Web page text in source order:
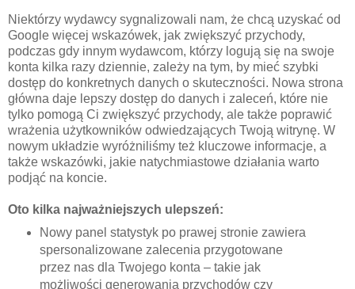
Niektórzy wydawcy sygnalizowali nam, że chcą uzyskać od
Google więcej wskazówek, jak zwiększyć przychody,
podczas gdy innym wydawcom, którzy logują się na swoje
konta kilka razy dziennie, zależy na tym, by mieć szybki
dostęp do konkretnych danych o skuteczności. Nowa strona
główna daje lepszy dostęp do danych i zaleceń, które nie
tylko pomogą Ci zwiększyć przychody, ale także poprawić
wrażenia użytkowników odwiedzających Twoją witrynę. W
nowym układzie wyróżniliśmy też kluczowe informacje, a
także wskazówki, jakie natychmiastowe działania warto
podjąć na koncie.
Oto kilka najważniejszych ulepszeń:
Nowy panel statystyk po prawej stronie zawiera
spersonalizowane zalecenia przygotowane
przez nas dla Twojego konta – takie jak
możliwości generowania przychodów czy